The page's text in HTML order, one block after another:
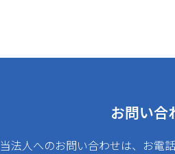
お問い合
当法人へのお問い合わせは、お電